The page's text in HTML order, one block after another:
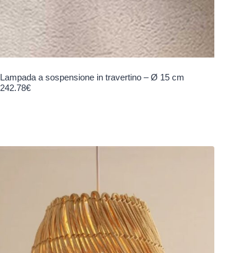
Lampada a sospensione in travertino – Ø 15 cm
242.78€